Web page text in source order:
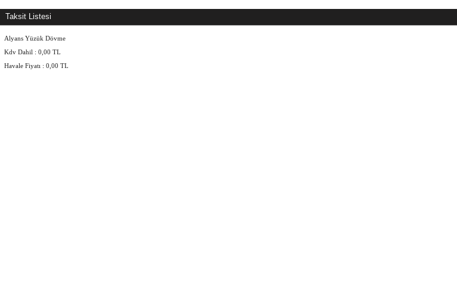
Taksit Listesi
Alyans Yüzük Dövme
Kdv Dahil : 0,00 TL
Havale Fiyatı : 0,00 TL